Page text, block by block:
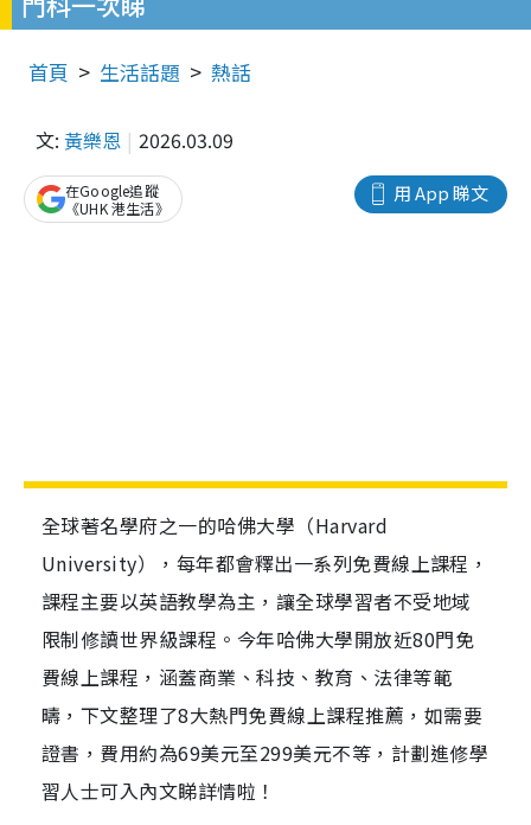
首頁 生活話題 熱話
文: 黃樂恩 2026.03.09
用 App 睇文
在Google追蹤
《UHK 港生活》
全球著名學府之一的哈佛大學（Harvard
University），每年都會釋出一系列免費線上課程，
課程主要以英語教學為主，讓全球學習者不受地域
限制修讀世界級課程。今年哈佛大學開放近80門免
費線上課程，涵蓋商業、科技、教育、法律等範
疇，下文整理了8大熱門免費線上課程推薦，如需要
證書，費用約為69美元至299美元不等，計劃進修學
習人士可入內文睇詳情啦！